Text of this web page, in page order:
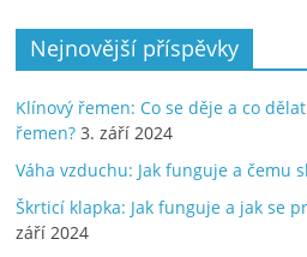
Nejnovější příspěvky
Klínový řemen: Co se děje a co
řemen? 3. září 2024
Váha vzduchu: Jak funguje a čemu
Škrticí klapka: Jak funguje a jak se
září 2024